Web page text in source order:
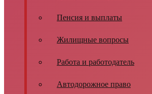
Пенсия и выплаты
Жилищные вопросы
Работа и работодатель
Автодорожное право